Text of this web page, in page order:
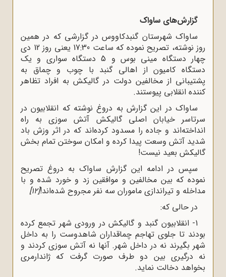
گزارش‌های ساواک
ساواک شهرستان گنبدکاووس در گزارشی که در همین
روز نوشته، تصریح نموده که ساعت 17:30 یعنی روز 12 دی
چهار دستگاه مینی بوس و 5 دستگاه سواری و یک
دستگاه کامیون از اهالی گنبد با چوب و چماق به
پشتیبانی از مخالفین دولت در گالیکش به افراد تظاهر
کننده انقلابی پیوستند.
ساواک در این گزارش به دروغ نوشته که انقلابیون در
سرتاسر خیابان اصلی گالیکش آتش سوزی به راه
انداخته‌اند و جاده را مسدود کرده‌اند که در اثر وزش باد
شدید آتش وسعت پیدا کرده و امکان سوختن تمام بخش
گالیکش بعید نیست!
سپس در ادامه این گزارش ساواک به دروغ تصریح
نموده که بین مخالفین و موافقین زد و خورد شده و با
مداخله و تیراندازی ماموران سه نفر مجروح شده‌اند![12]
در حالی که:
1- انقلابیون گنبد و گالیکش در ورودی شهر تجمع کرده
بودند تا جلوی تهاجم چماقداران شاهدوست را به داخل
شهر بگیرند نه در داخل شهر. آنها نه آتش سوزی کردند و
نه درگیری بین دو طرف صورت گرفت که ژاندارمری
بخواهد دخالت نماید.